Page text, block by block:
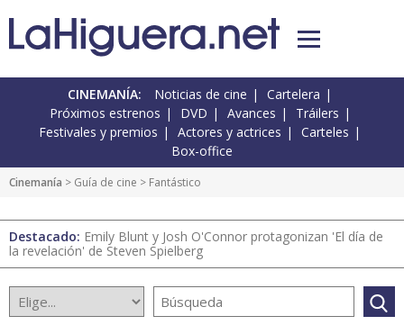
CINEMANÍA: Noticias de cine
Cartelera
Próximos estrenos
DVD Avances
Tráilers
Festivales y premios
Actores y actrices
Carteles
Box-office
Cinemanía > Guía de cine > Fantástico
Destacado: Emily Blunt y Josh O'Connor protagonizan 'El día de
la revelación' de Steven Spielberg